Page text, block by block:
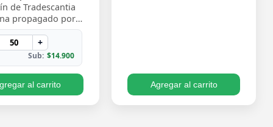
de Tradescantia
propagado por
enraizado, con ese
follaje bicolor de
morado y pl…
+
Sub: $14.900
al carrito Agregar al carrito